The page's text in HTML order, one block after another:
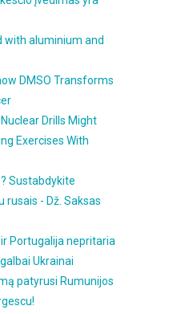
with aluminium and
DMSO Transforms
Drills Might
Exercises With
Sustabdykite
rusais - Dž. Saksas
Portugalija nepritaria
Ukrainai
patyrusi Rumunijos